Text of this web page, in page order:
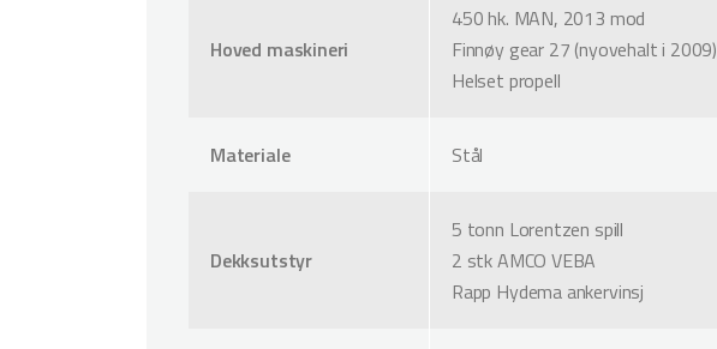
Hoved maskineri
450 hk. MAN, 2013 mod
Finnøy gear 27 (nyovehalt i 2009)
Helset propell
Materiale Stål
Dekksutstyr
5 tonn Lorentzen spill
2 stk AMCO VEBA
Rapp Hydema ankervinsj